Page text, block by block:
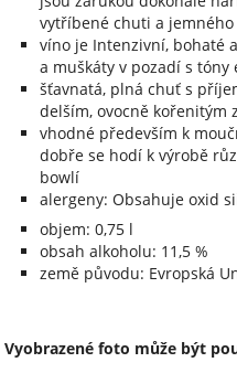
vytříbené chuti a
víno je Intenzivní, bohaté
a muškáty v pozadí s tóny
šťavnatá, plná chuť s
delším, ovocně kořenitým
vhodné především k
dobře se hodí k výrobě
bowlí
alergeny: Obsahuje oxid
objem: 0,75 l
obsah alkoholu: 11,5 %
země původu: Evropská
Vyobrazené foto může být